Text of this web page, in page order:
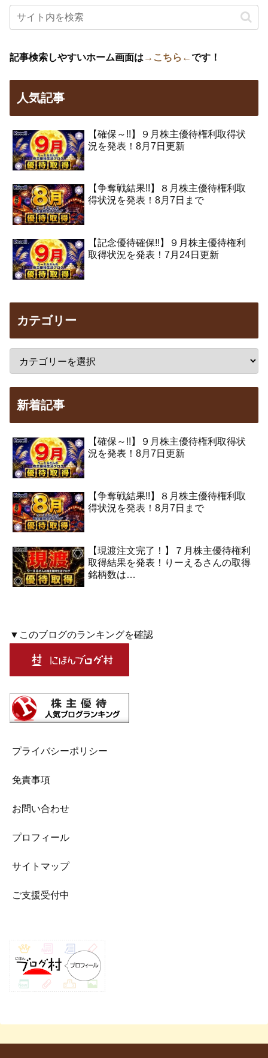
記事検索しやすいホーム画面は →こちら←です！
人気記事
【確保～!!】９月株主優待権利取得状
況を発表！8月7日更新
【争奪戦結果!!】８月株主優待権利取
得状況を発表！8月7日まで
【記念優待確保!!】９月株主優待権利
取得状況を発表！7月24日更新
カテゴリー
新着記事
【確保～!!】９月株主優待権利取得状
況を発表！8月7日更新
【争奪戦結果!!】８月株主優待権利取
得状況を発表！8月7日まで
【現渡注文完了！】７月株主優待権利
取得結果を発表！りーえるさんの取得
銘柄数は…
▼このブログのランキングを確認
プライバシーポリシー
免責事項
お問い合わせ
プロフィール
サイトマップ
ご支援受付中